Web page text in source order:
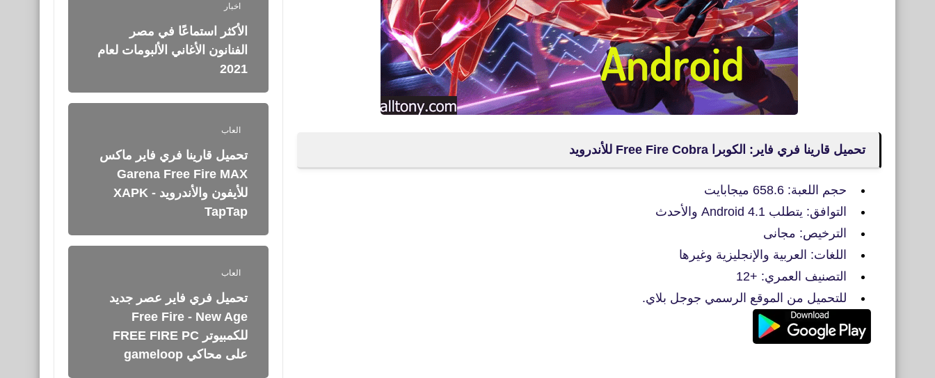
تحميل قارينا فري فاير: الكوبرا Free Fire Cobra للأندرويد
حجم اللعبة: 658.6 ميجابايت
التوافق: يتطلب Android 4.1 والأحدث
الترخيص: مجانى
اللغات: العربية والإنجليزية وغيرها
التصنيف العمري: +12
للتحميل من الموقع الرسمي جوجل بلاي.
اخبار
الأكثر استماعًا في مصر
الفنانون الأغاني الألبومات لعام
2021
العاب
تحميل قارينا فري فاير ماكس
Garena Free Fire MAX
للأيفون والأندرويد XAPK -
TapTap
العاب
تحميل فري فاير عصر جديد
Free Fire - New Age
للكمبيوتر FREE FIRE PC
على محاكي gameloop